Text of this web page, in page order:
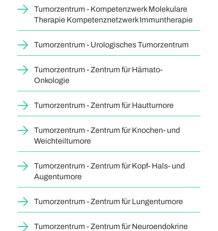
Tumorzentrum - Kompetenzwerk Molekulare
Therapie Kompetenznetzwerk Immuntherapie
Tumorzentrum - Urologisches Tumorzentrum
Tumorzentrum - Zentrum für Hämato-
Onkologie
Tumorzentrum - Zentrum für Hauttumore
Tumorzentrum - Zentrum für Knochen- und
Weichteiltumore
Tumorzentrum - Zentrum für Kopf- Hals- und
Augentumore
Tumorzentrum - Zentrum für Lungentumore
Tumorzentrum - Zentrum für Neuroendokrine